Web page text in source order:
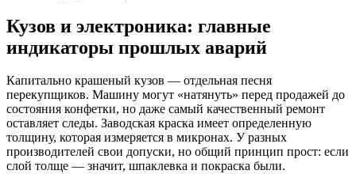
Кузов и электроника: главные
индикаторы прошлых аварий
Капитально крашеный кузов — отдельная песня
перекупщиков. Машину могут «натянуть» перед продажей до
состояния конфетки, но даже самый качественный ремонт
оставляет следы. Заводская краска имеет определенную
толщину, которая измеряется в микронах. У разных
производителей свои допуски, но общий принцип прост: если
слой толще — значит, шпаклевка и покраска были.